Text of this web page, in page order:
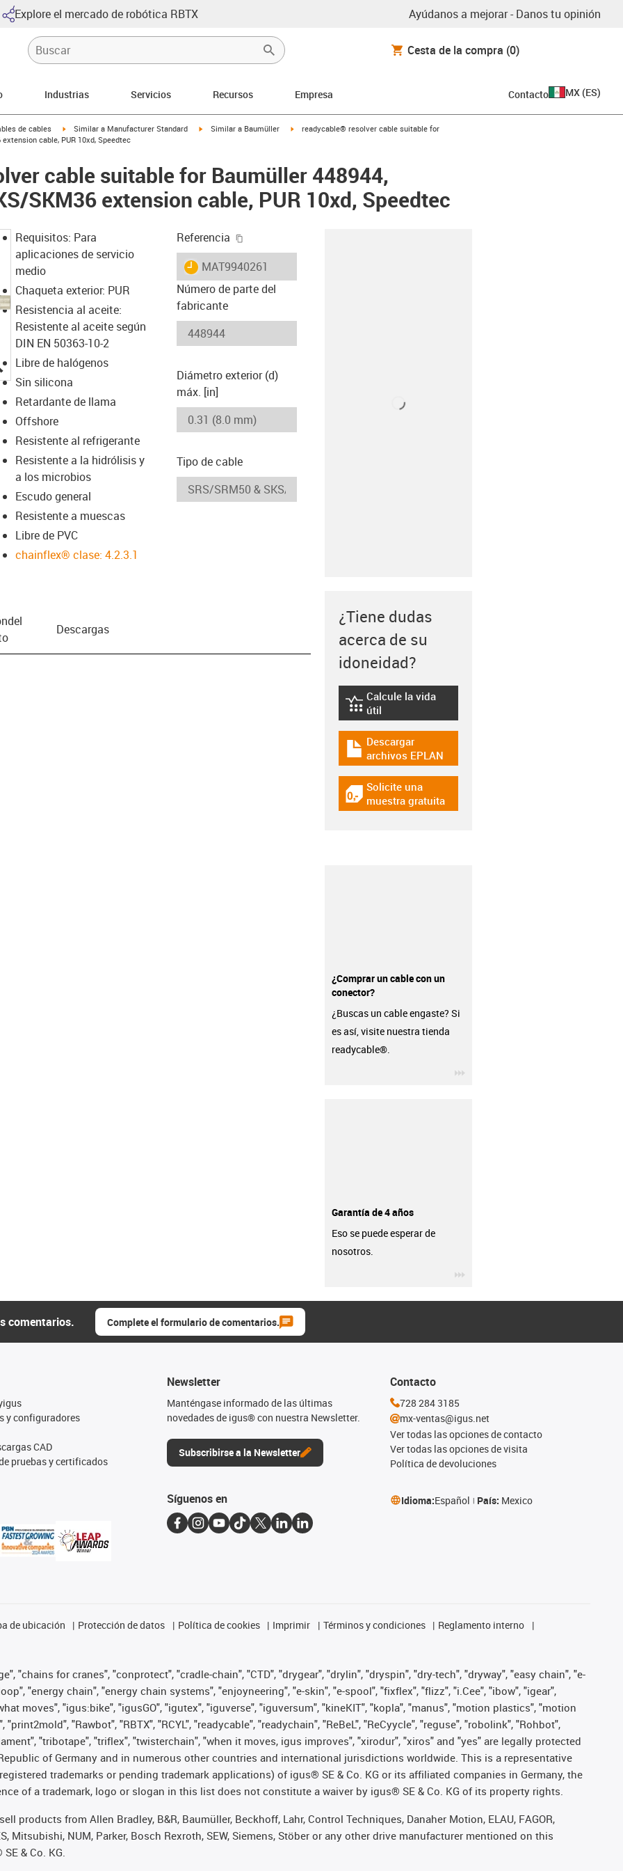
Explore el mercado de robótica RBTX Ayúdanos a mejorar - Danos tu opinión
Cesta de la compra (0)
Industrias Servicios Recursos Empresa Contacto MX (ES)
right
de cables igus-icon-arrow-right
Similar a Manufacturer Standard igus-icon-arrow-right
Similar a Baumüller igus-icon-arrow-right
readycable® resolver cable suitable for
cable, PUR 10xd, Speedtec
cable suitable for Baumüller 448944,
SKM36 extension cable, PUR 10xd, Speedtec
igus-icon-lupe
Requisitos: Para
aplicaciones de servicio
medio
Chaqueta exterior: PUR
Resistencia al aceite:
Resistente al aceite según
DIN EN 50363-10-2
Libre de halógenos
Sin silicona
Retardante de llama
Offshore
Resistente al refrigerante
Resistente a la hidrólisis y
a los microbios
Escudo general
Resistente a muescas
Libre de PVC
chainflex® clase: 4.2.3.1
Referencia
igus-icon-lieferzeit
MAT9940261
Número de parte del
fabricante
Diámetro exterior (d)
máx. [in]
Tipo de cable
Descargas
¿Tiene dudas
acerca de su
idoneidad?
igus-icon-lebensdauerrechner
Calcule la vida
útil
igus-icon-download-plan
Descargar
archivos EPLAN
igus-icon-gratismuster
Solicite una
muestra gratuita
¿Comprar un cable con un
conector?
¿Buscas un cable engaste? Si
es así, visite nuestra tienda
readycable®.
Garantía de 4 años
Eso se puede esperar de
nosotros.
comentarios. Complete el formulario de comentarios.
y configuradores
CAD
pruebas y certificados
Newsletter
Manténgase informado de las últimas
novedades de igus® con nuestra Newsletter.
Subscribirse a la Newsletter
Contacto
728 284 3185
mx-ventas@igus.net
Ver todas las opciones de contacto
Ver todas las opciones de visita
Política de devoluciones
Síguenos en Idioma:Español País: Mexico
de ubicación Protección de datos Política de cookies Imprimir Términos y condiciones
Reglamento interno
"chains for cranes", "conprotect", "cradle-chain", "CTD", "drygear", "drylin", "dryspin", "dry-tech", "dryway", "easy chain", "e-
"energy chain", "energy chain systems", "enjoyneering", "e-skin", "e-spool", "fixflex", "flizz", "i.Cee", "ibow", "igear",
moves", "igus:bike", "igusGO", "igutex", "iguverse", "iguversum", "kineKIT", "kopla", "manus", "motion plastics", "motion
"Rawbot", "RBTX", "RCYL", "readycable", "readychain", "ReBeL", "ReCyycle", "reguse", "robolink", "Rohbot",
"tribotape", "triflex", "twisterchain", "when it moves, igus improves", "xirodur", "xiros" and "yes" are legally protected
of Germany and in numerous other countries and international jurisdictions worldwide. This is a representative
trademarks or pending trademark applications) of igus® SE & Co. KG or its affiliated companies in Germany, the
of a trademark, logo or slogan in this list does not constitute a waiver by igus® SE & Co. KG of its property rights.
products from Allen Bradley, B&R, Baumüller, Beckhoff, Lahr, Control Techniques, Danaher Motion, ELAU, FAGOR,
Mitsubishi, NUM, Parker, Bosch Rexroth, SEW, Siemens, Stöber or any other drive manufacturer mentioned on this
& Co. KG.